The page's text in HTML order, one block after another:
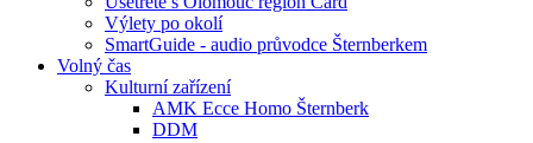
Výlety po okolí
SmartGuide - audio průvodce Šternberkem
Volný čas
Kulturní zařízení
AMK Ecce Homo Šternberk
DDM